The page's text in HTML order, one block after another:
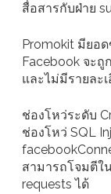
สื่อสารกับฝ่าย
Promokit มียอ
Facebook จะถู
และไม่มีรายละ
ช่องโหว่ระดับ
ช่องโหว่ SQL
สามารถโจมตีใ
requests ได้